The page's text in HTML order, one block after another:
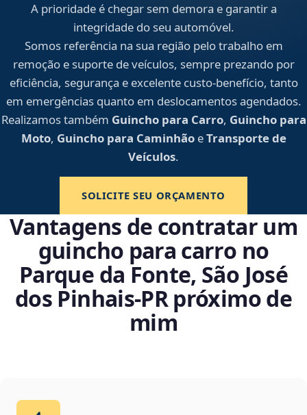
A prioridade é chegar sem demora e garantir a
integridade do seu automóvel.
Somos referência na sua região pelo trabalho em
remoção e suporte de veículos, sempre prezando por
eficiência, segurança e excelente custo-benefício, tanto
em emergências quanto em deslocamentos agendados.
Realizamos também Guincho para Carro, Guincho para
Moto, Guincho para CaminhãoeTransporte de
Veículos.
SOLICITE SEU ORÇAMENTO
Vantagens de contratar um
guincho para carro no
Parque da Fonte, São José
dos Pinhais‑PR próximo de
mim